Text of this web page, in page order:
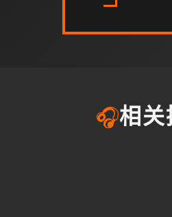
🎧相关